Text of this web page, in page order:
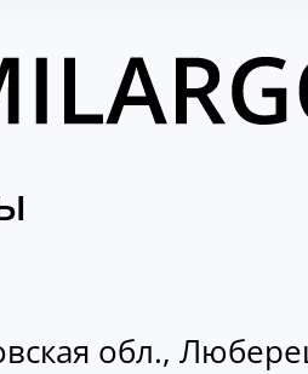
обл.,